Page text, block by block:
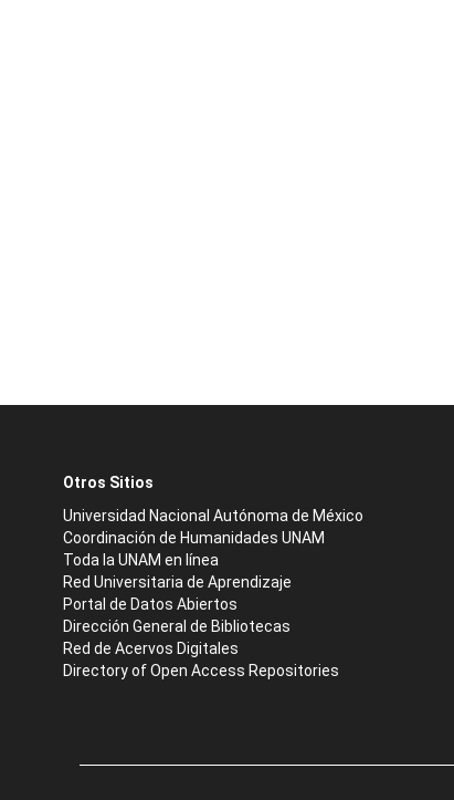
Otros Sitios
Universidad Nacional Autónoma de México
Coordinación de Humanidades UNAM
Toda la UNAM en línea
Red Universitaria de Aprendizaje
Portal de Datos Abiertos
Dirección General de Bibliotecas
Red de Acervos Digitales
Directory of Open Access Repositories